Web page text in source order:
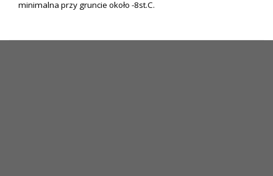
minimalna przy gruncie około -8st.C.